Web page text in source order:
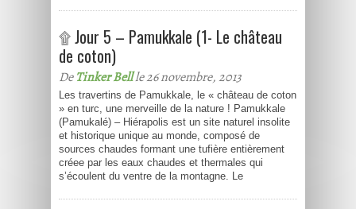
۩ Jour 5 – Pamukkale (1- Le château
de coton)
DeTinker Bellle 26 novembre, 2013
Les travertins de Pamukkale, le « château de coton
» en turc, une merveille de la nature ! Pamukkale
(Pamukalé) – Hiérapolis est un site naturel insolite
et historique unique au monde, composé de
sources chaudes formant une tufière entièrement
créee par les eaux chaudes et thermales qui
s’écoulent du ventre de la montagne. Le